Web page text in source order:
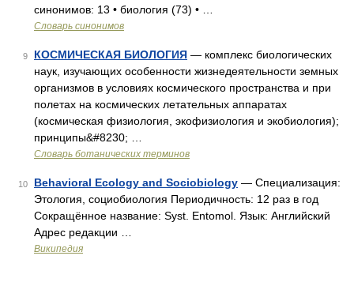
синонимов: 13 • биология (73) • …
Словарь синонимов
9 КОСМИЧЕСКАЯ БИОЛОГИЯ — комплекс биологических
наук, изучающих особенности жизнедеятельности земных
организмов в условиях космического пространства и при
полетах на космических летательных аппаратах
(космическая физиология, экофизиология и экобиология);
принципы&#8230; …
Словарь ботанических терминов
10 Behavioral Ecology and Sociobiology — Специализация:
Этология, социобиология Периодичность: 12 раз в год
Сокращённое название: Syst. Entomol. Язык: Английский
Адрес редакции …
Википедия